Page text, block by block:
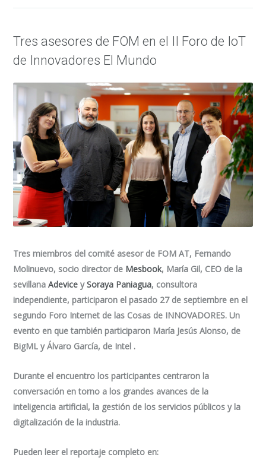
Tres asesores de FOM en el II Foro de IoT
de Innovadores El Mundo
Tres miembros del comité asesor de FOM AT, Fernando
Molinuevo, socio director de Mesbook, María Gil, CEO de la
sevillanaAdevice ySoraya Paniagua, consultora
independiente, participaron el pasado 27 de septiembre en el
segundo Foro Internet de las Cosas de INNOVADORES. Un
evento en que también participaron María Jesús Alonso, de
BigML y Álvaro García, de Intel .
Durante el encuentro los participantes centraron la
conversación en torno a los grandes avances de la
inteligencia artificial, la gestión de los servicios públicos y la
digitalización de la industria.
Pueden leer el reportaje completo en: